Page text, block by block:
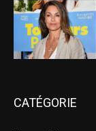
CATÉGORIE